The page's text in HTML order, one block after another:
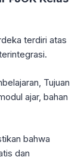
terdiri atas
Tujuan
ajar, bahan
bahwa
dan